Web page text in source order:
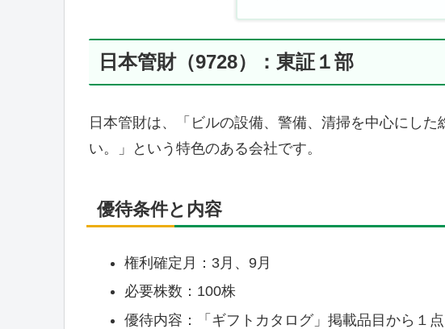
日本管財（9728）：東証１部
日本管財は、「ビルの設備、警備、清掃を中心にし
い。」という特色のある会社です。
優待条件と内容
権利確定月：3月、9月
必要株数：100株
優待内容：「ギフトカタログ」掲載品目から１点